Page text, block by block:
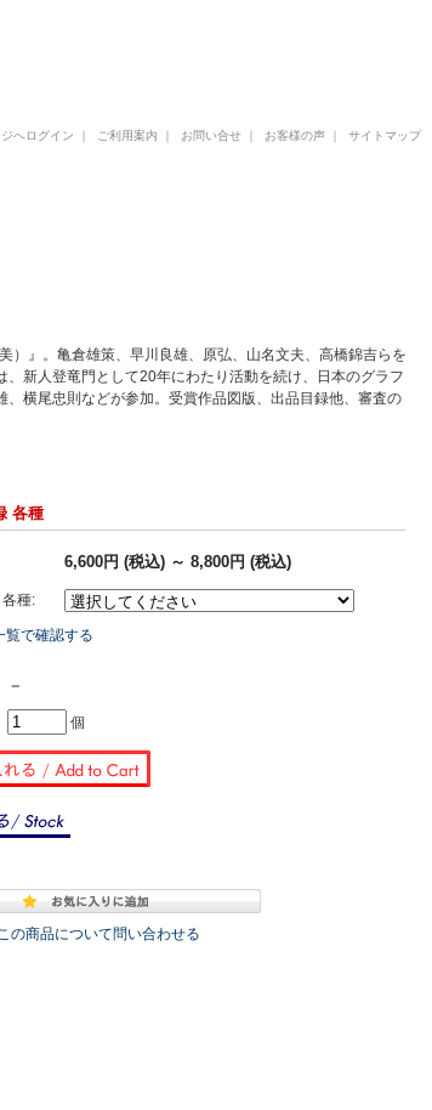
へログイン ご利用案内 お問い合せ お客様の声 サイトマップ
）』。亀倉雄策、早川良雄、原弘、山名文夫、高橋錦吉らを
新人登竜門として20年にわたり活動を続け、日本のグラフ
横尾忠則などが参加。受賞作品図版、出品目録他、審査の
各種
6,600円 (税込) ～ 8,800円 (税込)
種:
覧で確認する
－
個
の商品について問い合わせる